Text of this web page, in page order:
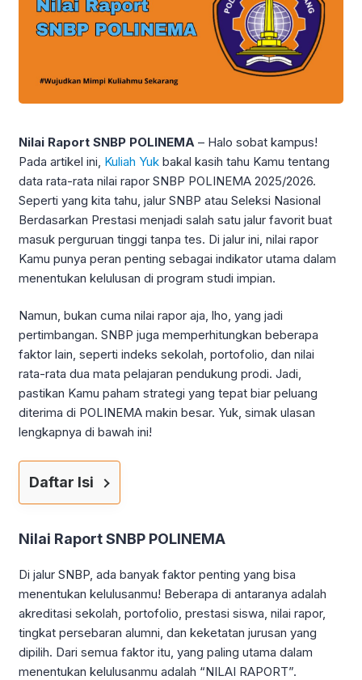
Nilai Raport SNBP POLINEMA – Halo sobat kampus!
Pada artikel ini, Kuliah Yuk bakal kasih tahu Kamu tentang
data rata-rata nilai rapor SNBP POLINEMA 2025/2026.
Seperti yang kita tahu, jalur SNBP atau Seleksi Nasional
Berdasarkan Prestasi menjadi salah satu jalur favorit buat
masuk perguruan tinggi tanpa tes. Di jalur ini, nilai rapor
Kamu punya peran penting sebagai indikator utama dalam
menentukan kelulusan di program studi impian.
Namun, bukan cuma nilai rapor aja, lho, yang jadi
pertimbangan. SNBP juga memperhitungkan beberapa
faktor lain, seperti indeks sekolah, portofolio, dan nilai
rata-rata dua mata pelajaran pendukung prodi. Jadi,
pastikan Kamu paham strategi yang tepat biar peluang
diterima di POLINEMA makin besar. Yuk, simak ulasan
lengkapnya di bawah ini!
Daftar Isi
Nilai Raport SNBP POLINEMA
Di jalur SNBP, ada banyak faktor penting yang bisa
menentukan kelulusanmu! Beberapa di antaranya adalah
akreditasi sekolah, portofolio, prestasi siswa, nilai rapor,
tingkat persebaran alumni, dan keketatan jurusan yang
dipilih. Dari semua faktor itu, yang paling utama dalam
menentukan kelulusanmu adalah “NILAI RAPORT”.